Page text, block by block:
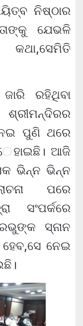
ନିଷ୍ଠାର
ଯେଭଳି
ରହିଥିବା
ଶ୍ରୀମନ୍ଦିରର
ପୁଣି ଥରେ
େହାଇଛି। ଆଜି
ଭିନ୍ନ ଭିନ୍ନ
ପରେ
ସଂପର୍କରେ
ସ୍ନାନ
ହେବ,ସେ ନେଇ